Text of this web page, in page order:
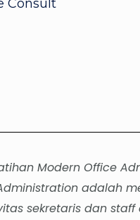
Consult
Modern Office
adalah
sekretaris dan